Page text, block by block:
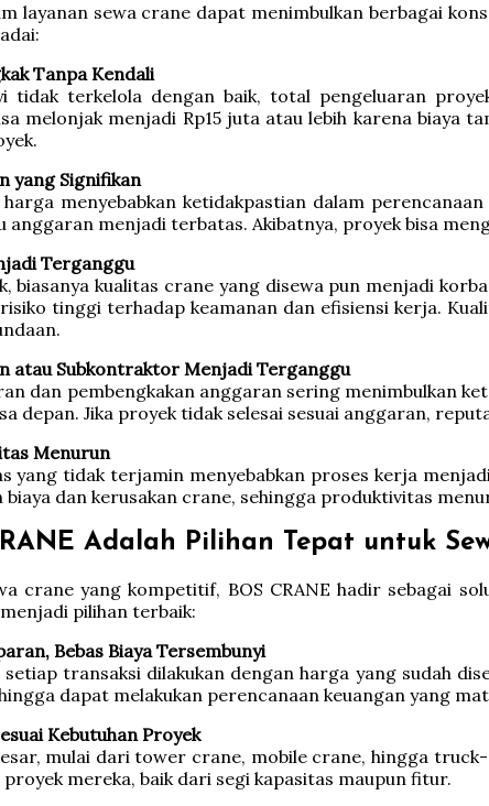
layanan sewa crane dapat menimbulkan berbagai
Tanpa Kendali
tidak terkelola dengan baik, total pengeluaran
melonjak menjadi Rp15 juta atau lebih karena biaya
yang Signifikan
menyebabkan ketidakpastian dalam
anggaran menjadi terbatas. Akibatnya, proyek bisa
Terganggu
biasanya kualitas crane yang disewa pun menjadi
tinggi terhadap keamanan dan efisiensi kerja.
atau Subkontraktor Menjadi Terganggu
dan pembengkakan anggaran sering menimbulkan
depan. Jika proyek tidak selesai sesuai anggaran,
Menurun
yang tidak terjamin menyebabkan proses kerja
dan kerusakan crane, sehingga produktivitas
Adalah Pilihan Tepat untuk
crane yang kompetitif, BOS CRANE hadir sebagai
pilihan terbaik:
Bebas Biaya Tersembunyi
setiap transaksi dilakukan dengan harga yang sudah
dapat melakukan perencanaan keuangan yang
Kebutuhan Proyek
mulai dari tower crane, mobile crane, hingga
mereka, baik dari segi kapasitas maupun fitur.